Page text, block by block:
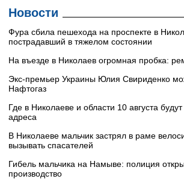
Новости
Фура сбила пешехода на проспекте в
пострадавший в тяжелом состоянии
На въезде в Николаев огромная пробка:
Экс-премьер Украины Юлия Свириденко
Нафтогаз
Где в Николаеве и области 10 августа
адреса
В Николаеве мальчик застрял в раме
вызывать спасателей
Гибель мальчика на Намыве: полиция
производство